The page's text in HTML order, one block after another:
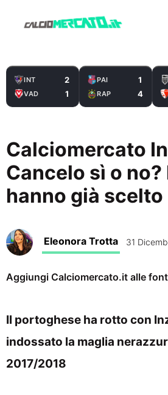
INT 2
VAD 1
PAI 1
RAP 4
Calciomercato
Cancelo sì o
hanno già scelto
Eleonora Trotta 31
Aggiungi Calciomercato.it alle
Il portoghese ha rotto con
indossato la maglia
2017/2018